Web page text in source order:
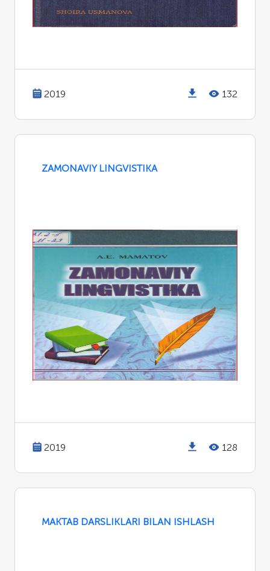
2019 132
ZAMONAVIY LINGVISTIKA
2019 128
MAKTAB DARSLIKLARI BILAN ISHLASH